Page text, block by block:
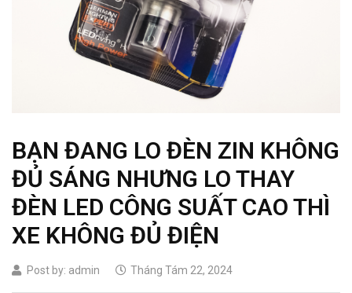
BẠN ĐANG LO ĐÈN ZIN KHÔNG
ĐỦ SÁNG NHƯNG LO THAY
ĐÈN LED CÔNG SUẤT CAO THÌ
XE KHÔNG ĐỦ ĐIỆN
Post by: admin Tháng Tám 22, 2024